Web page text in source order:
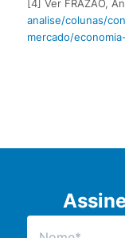
[4] Ver FRAZÃO,
analise/colunas/
mercado/